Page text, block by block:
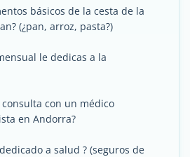
básicos de la cesta de la
(¿pan, arroz, pasta?)
le dedicas a la
con un médico
en Andorra?
a salud ? (seguros de